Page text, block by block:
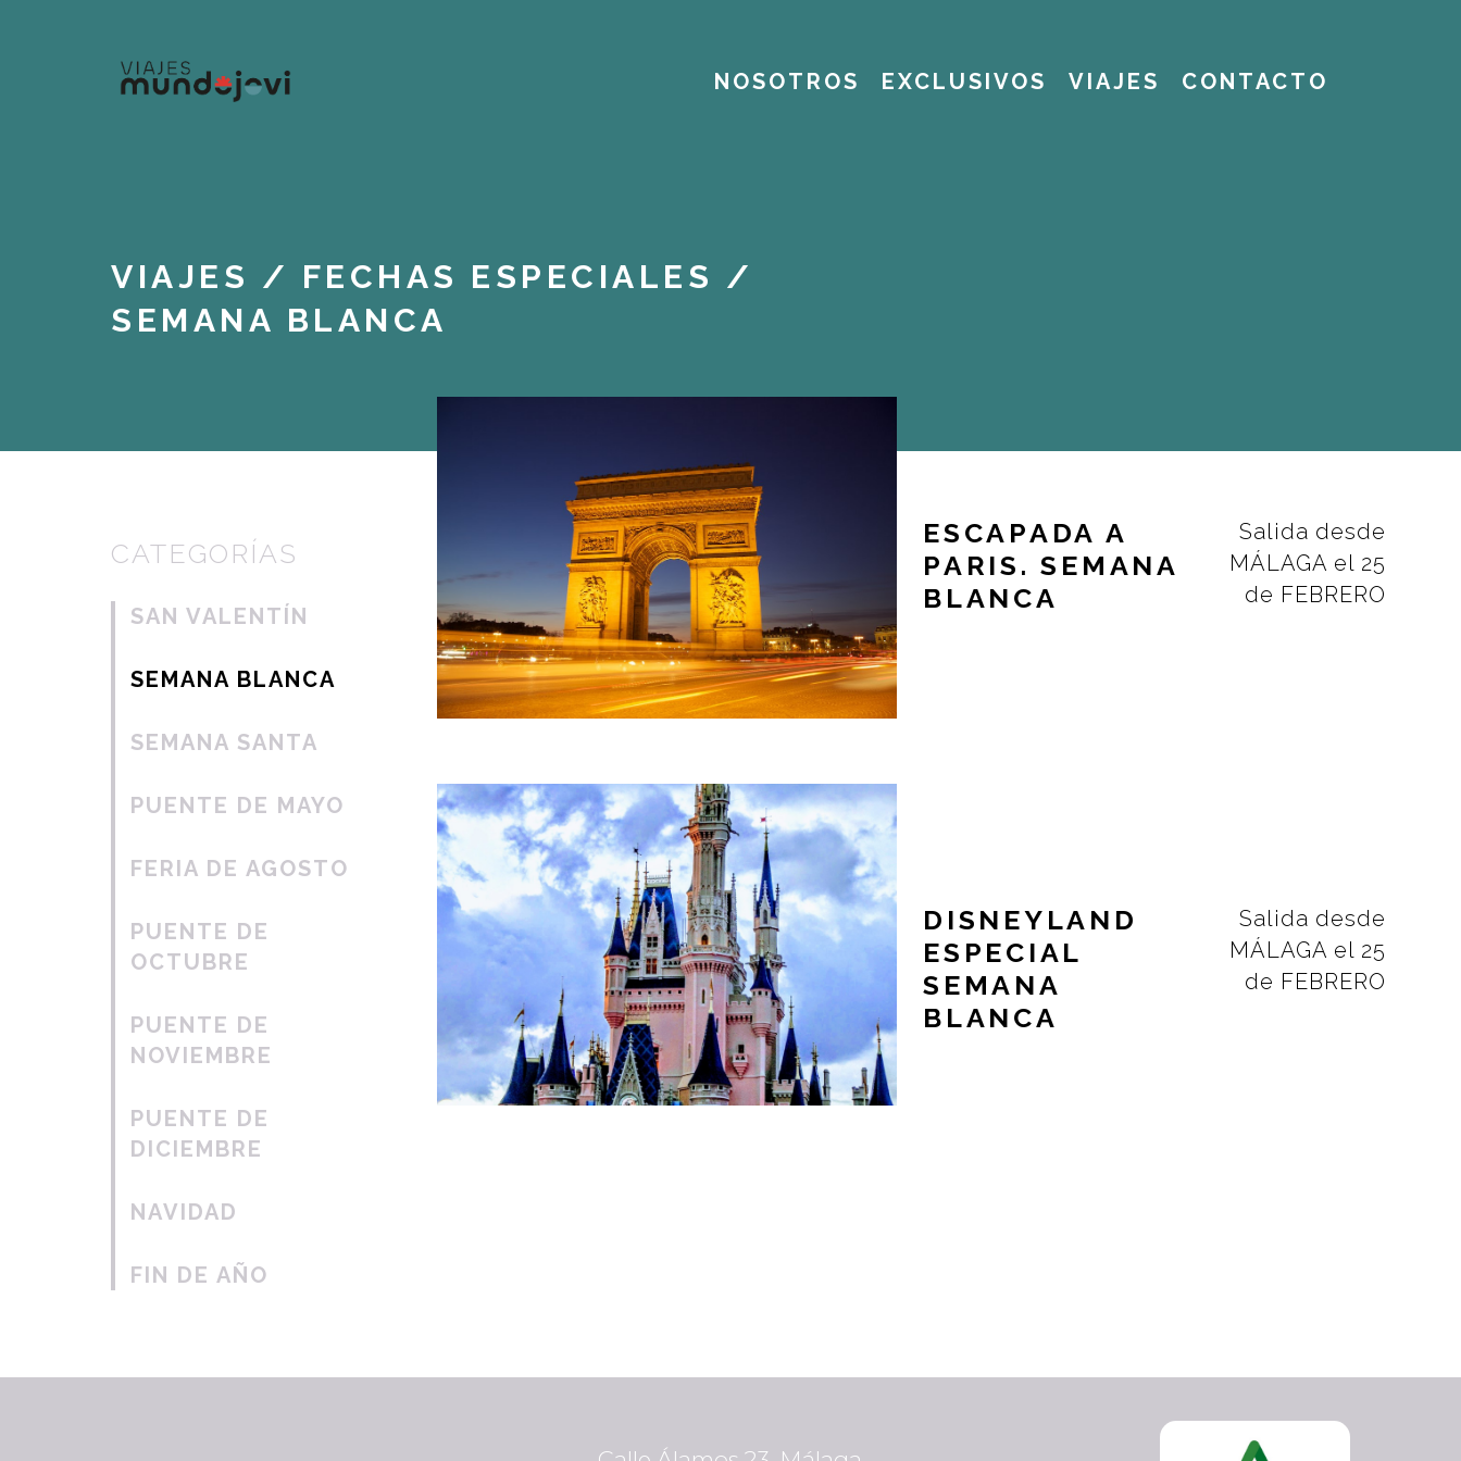
NOSOTROS EXCLUSIVOS VIAJES CONTACTO
VIAJES / FECHAS ESPECIALES /
SEMANA BLANCA
CATEGORÍAS
SAN VALENTÍN
SEMANA BLANCA
SEMANA SANTA
PUENTE DE MAYO
FERIA DE AGOSTO
PUENTE DE
OCTUBRE
PUENTE DE
NOVIEMBRE
PUENTE DE
DICIEMBRE
NAVIDAD
FIN DE AÑO
ESCAPADA A
PARIS. SEMANA
BLANCA
Salida desde
MÁLAGA el 25
de FEBRERO
DISNEYLAND
ESPECIAL
SEMANA
BLANCA
Salida desde
MÁLAGA el 25
de FEBRERO